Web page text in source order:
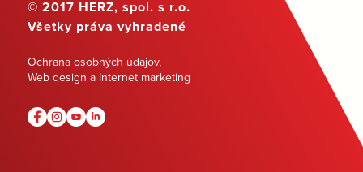
© 2017 HERZ, spol. s r.o.
Všetky práva vyhradené
Ochrana osobných údajov,
Web design a Internet marketing